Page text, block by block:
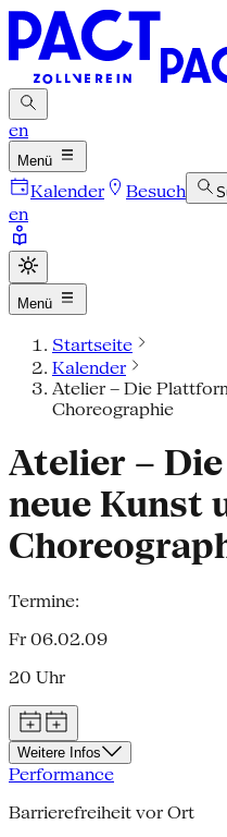
en
Menü
Kalender Besuch
en
Menü
Startseite
Kalender
Atelier – Die
Choreographie
Atelier –
neue Kunst
Termine:
Fr 06.02.09
20 Uhr
Weitere Infos
Performance
Barrierefreiheit vor Ort